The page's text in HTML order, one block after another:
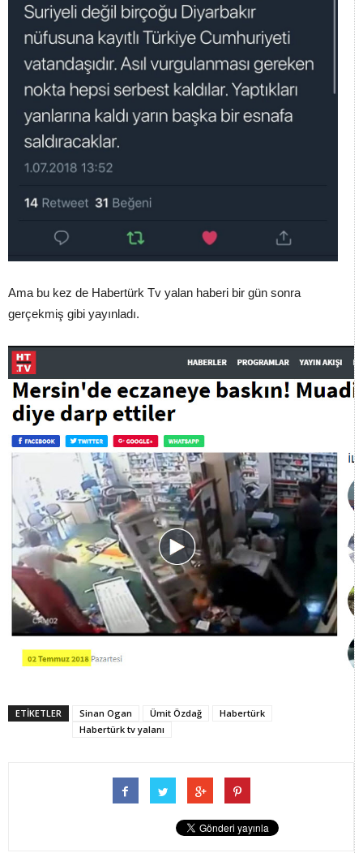
Ama bu kez de Habertürk Tv yalan haberi bir gün sonra
gerçekmiş gibi yayınladı.
ETİKETLER Sinan Ogan Ümit Özdağ
Habertürk
Habertürk tv yalanı